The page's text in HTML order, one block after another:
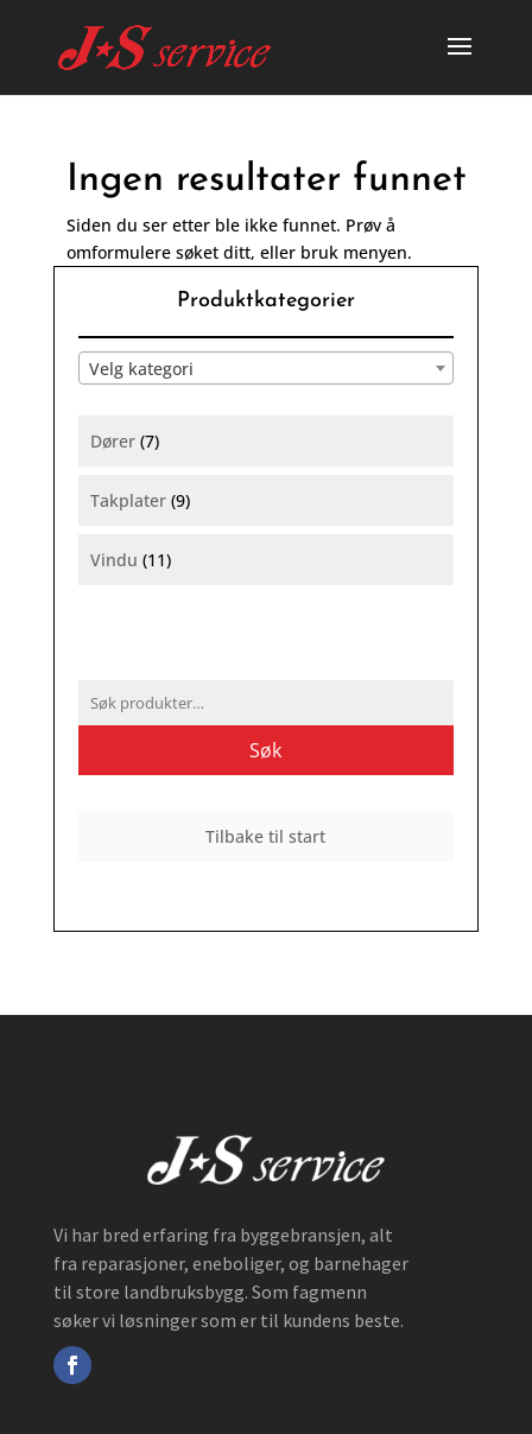
Ingen resultater funnet
Siden du ser etter ble ikke funnet. Prøv å
omformulere søket ditt, eller bruk menyen.
Produktkategorier
Velg kategori
Dører (7)
Takplater (9)
Vindu (11)
Søk
Tilbake til start
Vi har bred erfaring fra byggebransjen, alt
fra reparasjoner, eneboliger, og barnehager
til store landbruksbygg. Som fagmenn
søker vi løsninger som er til kundens beste.